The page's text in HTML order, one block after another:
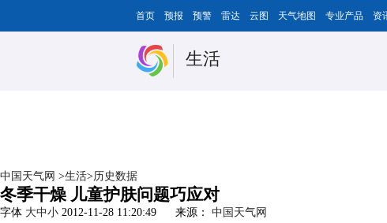
首页 预报 预警 雷达 云图 天气地图 专业产品 资
生活
中国天气网 >生活>历史数据
冬季干燥 儿童护肤问题巧应对
字体 大中小 2012-11-28 11:20:49 来源： 中国天气网